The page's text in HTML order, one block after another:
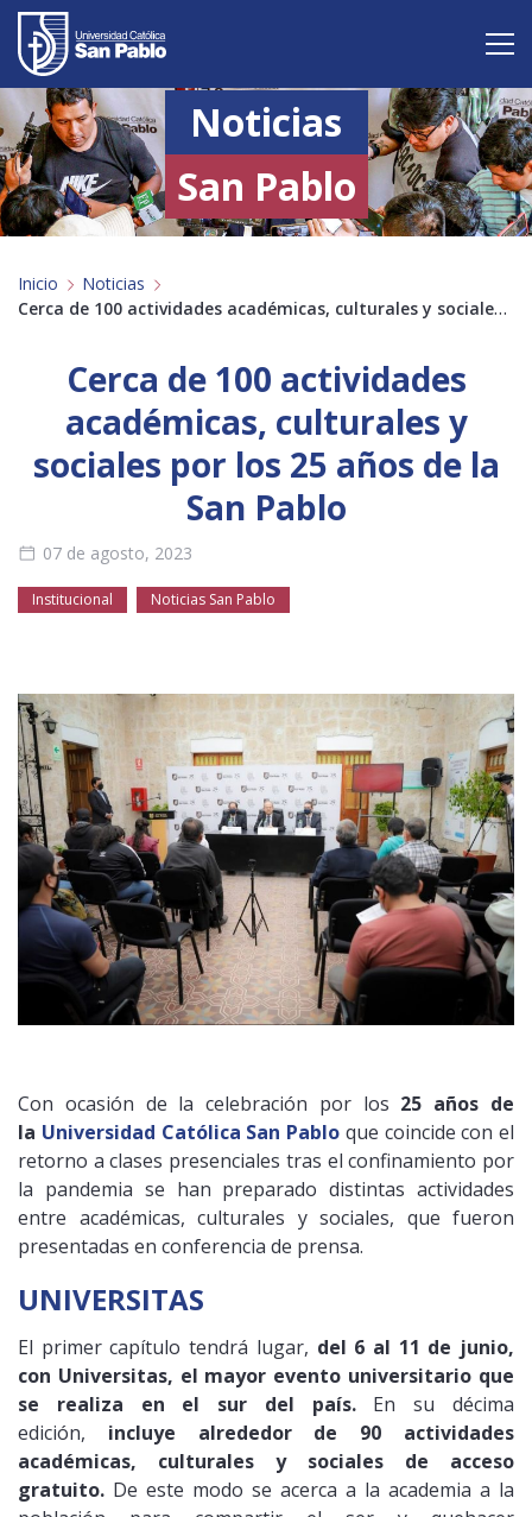
Vive San Pablo
Admisión
Carreras
Postgrado
Investigación
Servicio y proyección a la sociedad
Antiguos Alumnos Padres
Público general
Licenciamiento
Noticias
San Pablo
Inicio Noticias
Cerca de 100 actividades académicas, culturales y sociales por los 25 años de la San Pablo
Cerca de 100 actividades
académicas, culturales y
sociales por los 25 años de la
San Pablo
07 de agosto, 2023
Institucional Noticias San Pablo
Con ocasión de la celebración por los 25 años de
la Universidad Católica San Pablo que coincide con el
retorno a clases presenciales tras el confinamiento por
la pandemia se han preparado distintas actividades
entre académicas, culturales y sociales, que fueron
presentadas en conferencia de prensa.
UNIVERSITAS
El primer capítulo tendrá lugar, del 6 al 11 de junio,
con Universitas, el mayor evento universitario que
se realiza en el sur del país. En su décima
edición, incluye alrededor de 90 actividades
académicas, culturales y sociales de acceso
gratuito. De este modo se acerca a la academia a la